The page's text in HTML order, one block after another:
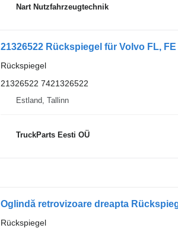
Nart Nutzfahrzeugtechnik
21326522 Rückspiegel für Volvo FL,
Rückspiegel
21326522 7421326522
Estland, Tallinn
TruckParts Eesti OÜ
Rückspiegel